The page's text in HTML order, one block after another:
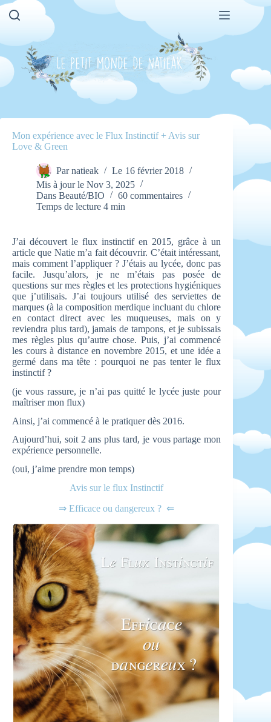
Passer
Mon expérience avec le Flux Instinctif + Avis sur
Love & Green
Par natieak Le 16 février 2018
Mis à jour le Nov 3, 2025
Dans Beauté/BIO
60 commentaires
Temps de lecture 4 min
J’ai découvert le flux instinctif en 2015, grâce à un
article que Natie m’a fait découvrir. C’était intéressant,
mais comment l’appliquer ? J’étais au lycée, donc pas
facile. Jusqu’alors, je ne m’étais pas posée de
questions sur mes règles et les protections hygiéniques
que j’utilisais. J’ai toujours utilisé des serviettes de
marques (à la composition merdique incluant du chlore
en contact direct avec les muqueuses, mais on y
reviendra plus tard), jamais de tampons, et je subissais
mes règles plus qu’autre chose. Puis, j’ai commencé
les cours à distance en novembre 2015, et une idée a
germé dans ma tête : pourquoi ne pas tenter le flux
instinctif ?
(je vous rassure, je n’ai pas quitté le lycée juste pour
maîtriser mon flux)
Ainsi, j’ai commencé à le pratiquer dès 2016.
Aujourd’hui, soit 2 ans plus tard, je vous partage mon
expérience personnelle.
(oui, j’aime prendre mon temps)
Avis sur le flux Instinctif
⇒ Efficace ou dangereux ? ⇐